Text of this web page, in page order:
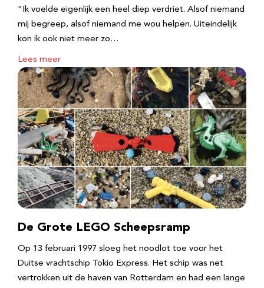
“Ik voelde eigenlijk een heel diep verdriet. Alsof niemand
mij begreep, alsof niemand me wou helpen. Uiteindelijk
kon ik ook niet meer zo…
Lees meer
De Grote LEGO Scheepsramp
Op 13 februari 1997 sloeg het noodlot toe voor het
Duitse vrachtschip Tokio Express. Het schip was net
vertrokken uit de haven van Rotterdam en had een lange